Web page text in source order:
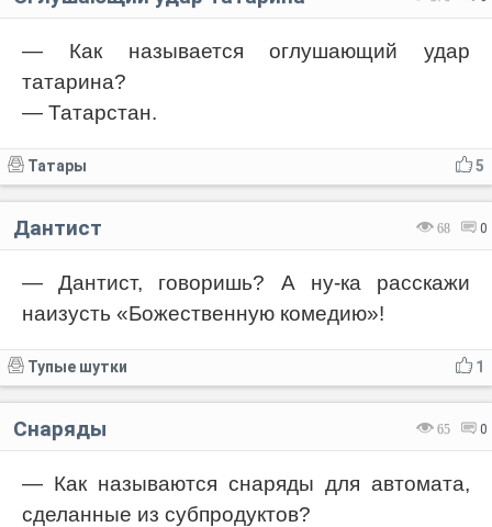
— Как называется оглушающий удар
татарина?
— Татарстан.
5
Татары
68 0
Дантист
— Дантист, говоришь? А ну-ка расскажи
наизусть «Божественную комедию»!
1
Тупые шутки
65 0
Снаряды
— Как называются снаряды для автомата,
сделанные из субпродуктов?